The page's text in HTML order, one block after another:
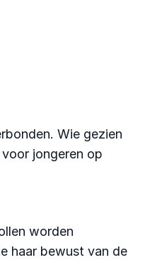
Wie gezien
jongeren op
worden
haar bewust van de